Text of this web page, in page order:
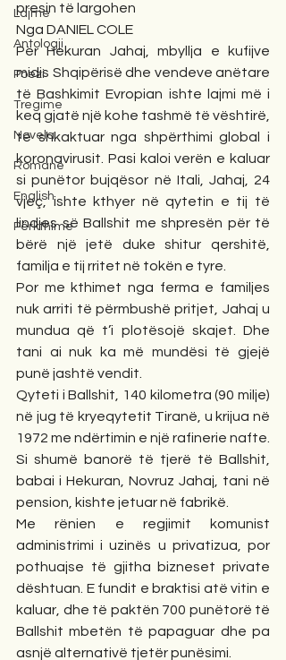
Lajme
Antologji
Poezi
Tregime
Novela
Romane
English
Përkthime
presin të largohen
Nga DANIEL COLE
Për Hekuran Jahaj, mbyllja e kufijve
midis Shqipërisë dhe vendeve anëtare
të Bashkimit Evropian ishte lajmi më i
keq gjatë një kohe tashmë të vështirë,
të shkaktuar nga shpërthimi global i
koronavirusit. Pasi kaloi verën e kaluar
si punëtor bujqësor në Itali, Jahaj, 24
vjeç, ishte kthyer në qytetin e tij të
lindjes së Ballshit me shpresën për të
bërë një jetë duke shitur qershitë,
familja e tij rritet në tokën e tyre.
Por me kthimet nga ferma e familjes
nuk arriti të përmbushë pritjet, Jahaj u
mundua që t’i plotësojë skajet. Dhe
tani ai nuk ka më mundësi të gjejë
punë jashtë vendit.
Qyteti i Ballshit, 140 kilometra (90 milje)
në jug të kryeqytetit Tiranë, u krijua në
1972 me ndërtimin e një rafinerie nafte.
Si shumë banorë të tjerë të Ballshit,
babai i Hekuran, Novruz Jahaj, tani në
pension, kishte jetuar në fabrikë.
Me rënien e regjimit komunist
administrimi i uzinës u privatizua, por
pothuajse të gjitha bizneset private
dështuan. E fundit e braktisi atë vitin e
kaluar, dhe të paktën 700 punëtorë të
Ballshit mbetën të papaguar dhe pa
asnjë alternativë tjetër punësimi.